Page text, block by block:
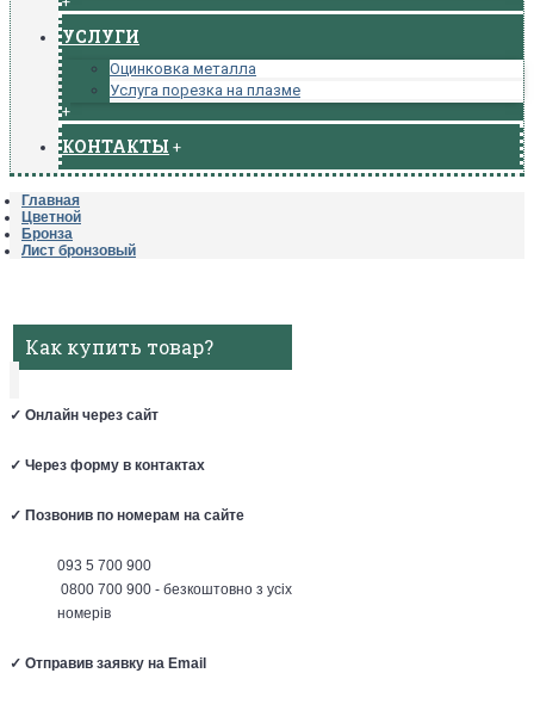
УСЛУГИ
Оцинковка металла
Услуга порезка на плазме
+
КОНТАКТЫ +
Главная
Цветной
Бронза
Лист бронзовый
Как купить товар?
✓ Онлайн через сайт
✓ Через форму в контактах
✓ Позвонив по номерам на сайте
093 5 700 900
0800 700 900 - безкоштовно з усіх
номерів
✓ Отправив заявку на Email